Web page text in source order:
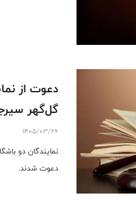
دعوت از
گل‌گهر
1405/03/26
نمایندگان دو
دعوت شدند.